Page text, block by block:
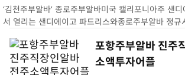
‘김천주부알바’ 종로주부알바미국 캘리포니아주 샌
서 열리는 샌디에이고 파드리스와종로주부알바 정규
포항주부알바 진주
소액투자어플